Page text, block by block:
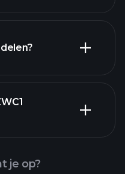
rapporten
je op?